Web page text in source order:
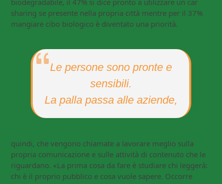
sharing se presente nella propria città mentre per il 37%
mangiare cibo biologico è diventato una priorità.
Le persone sono pronte e
sensibili.
La palla passa alle aziende,
quindi, che vengono chiamate a lavorare meglio sulla
propria comunicazione e sulle attività di contenuto che le
riguardano. «La prima cosa da fare è studiare chi leggerà:
chi è il proprio pubblico e cosa vuole sapere. Occorre